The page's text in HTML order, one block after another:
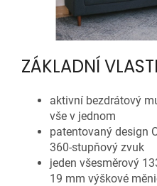
ZÁKLADNÍ
aktivní bezdrátový
vše v jednom
patentovaný design
360-stupňový zvuk
jeden všesměrový
19 mm výškové